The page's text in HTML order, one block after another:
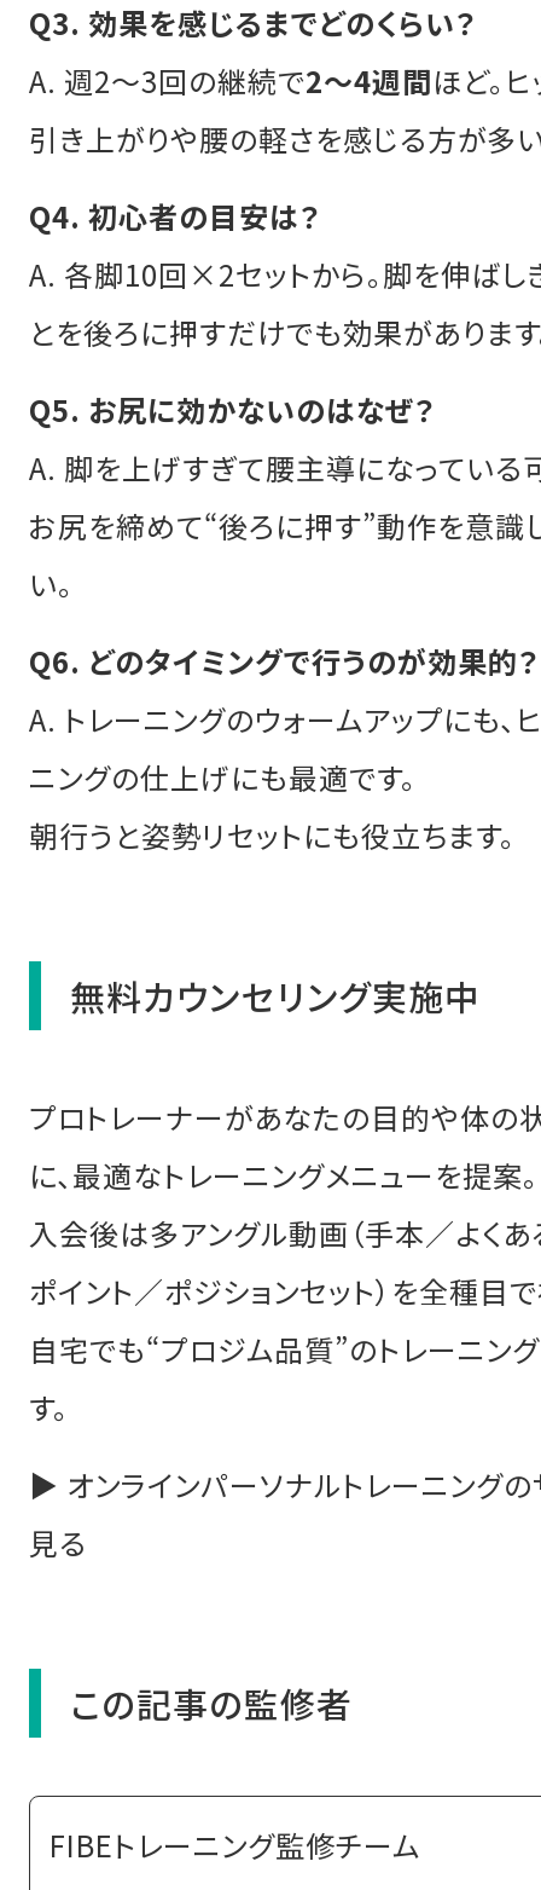
Q3. 効果を感じるまでどのくらい？
A. 週2〜3回の継続で2〜4週間ほど。
引き上がりや腰の軽さを感じる方が多い
Q4. 初心者の目安は？
A. 各脚10回×2セットから。脚を伸ばし
とを後ろに押すだけでも効果があります
Q5. お尻に効かないのはなぜ？
A. 脚を上げすぎて腰主導になっている
お尻を締めて“後ろに押す”動作を意識
い。
Q6. どのタイミングで行うのが効果的？
A. トレーニングのウォームアップにも、
ニングの仕上げにも最適です。
朝行うと姿勢リセットにも役立ちます。
無料カウンセリング実施中
プロトレーナーがあなたの目的や体の
に、最適なトレーニングメニューを提案。
入会後は多アングル動画（手本／よく
ポイント／ポジションセット）を全種目
自宅でも“プロジム品質”のトレーニン
す。
▶ オンラインパーソナルトレーニング
見る
この記事の監修者
FIBEトレーニング監修チーム